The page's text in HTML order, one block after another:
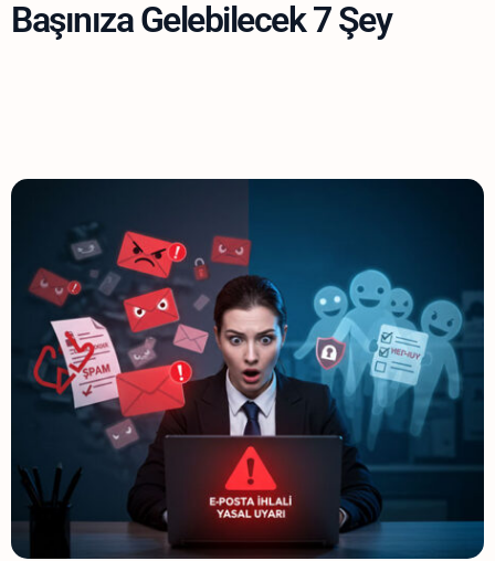
Başınıza Gelebilecek 7 Şey